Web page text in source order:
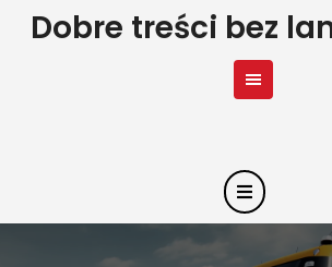
SkipDobre treści bez